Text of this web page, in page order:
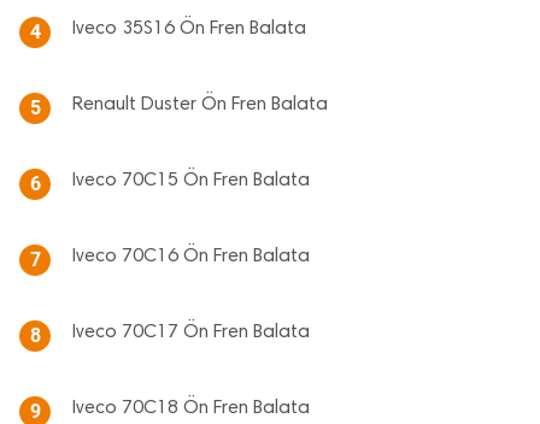
4 Iveco 35S16 Ön Fren Balata
5 Renault Duster Ön Fren Balata
6 Iveco 70C15 Ön Fren Balata
7 Iveco 70C16 Ön Fren Balata
8 Iveco 70C17 Ön Fren Balata
9 Iveco 70C18 Ön Fren Balata